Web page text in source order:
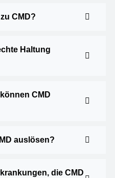
CMD?
Haltung
CMD
auslösen?
die CMD